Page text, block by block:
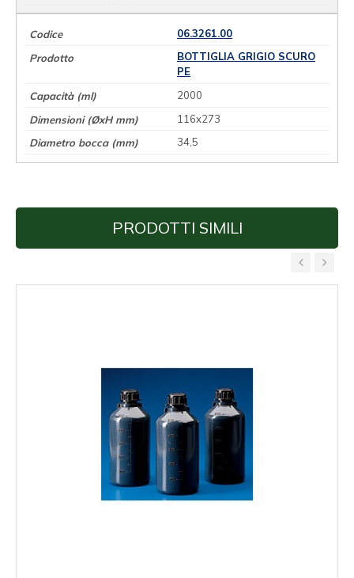
06.3261.00
BOTTIGLIA GRIGIO SCURO
PE
2000
116x273
34,5
PRODOTTI SIMILI
‹ ›